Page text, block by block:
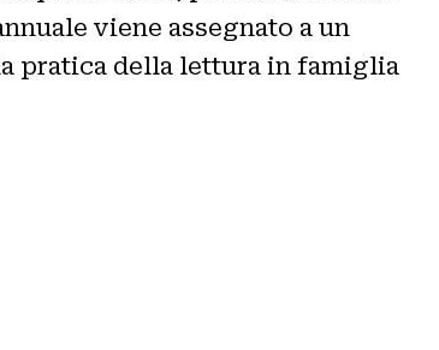
viene assegnato a un
pratica della lettura in famiglia